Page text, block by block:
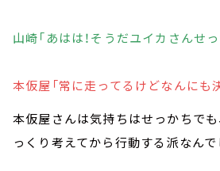
山崎「あはは！そうだユイカさんせっ
本仮屋「常に走ってるけどなんにも
本仮屋さんは気持ちはせっかちでも
っくり考えてから行動する派なんで